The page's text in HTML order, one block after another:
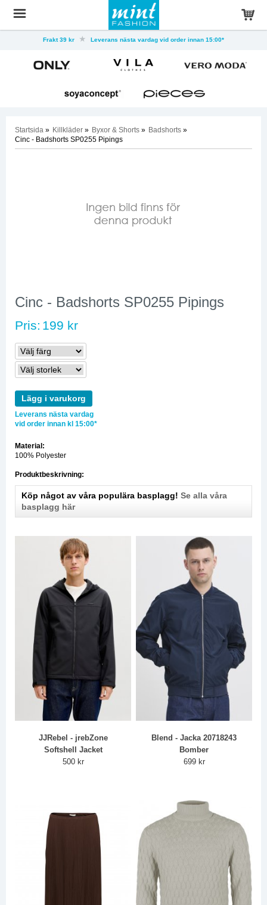
Frakt 39 kr Leverans nästa vardag vid order innan 15:00*
Startsida » Killkläder » Byxor & Shorts » Badshorts »
Cinc - Badshorts SP0255 Pipings
Cinc - Badshorts SP0255 Pipings
Pris: 199 kr
Lägg i varukorg
Leverans nästa vardag
vid order innan kl 15:00*
Material:
100% Polyester
Produktbeskrivning:
Köp något av våra populära basplagg! Se alla våra
basplagg här
JJRebel - jrebZone
Softshell Jacket
500 kr
Blend - Jacka 20718243
Bomber
699 kr